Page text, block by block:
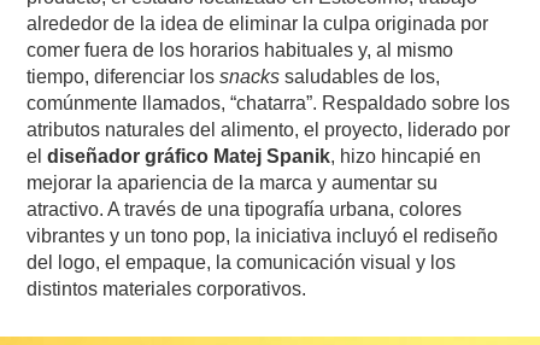
alrededor de la idea de eliminar la culpa originada por
comer fuera de los horarios habituales y, al mismo
tiempo, diferenciar lossnacks saludables de los,
comúnmente llamados, “chatarra”. Respaldado sobre los
atributos naturales del alimento, el proyecto, liderado por
eldiseñador gráfico Matej Spanik, hizo hincapié en
mejorar la apariencia de la marca y aumentar su
atractivo. A través de una tipografía urbana, colores
vibrantes y un tono pop, la iniciativa incluyó el rediseño
del logo, el empaque, la comunicación visual y los
distintos materiales corporativos.